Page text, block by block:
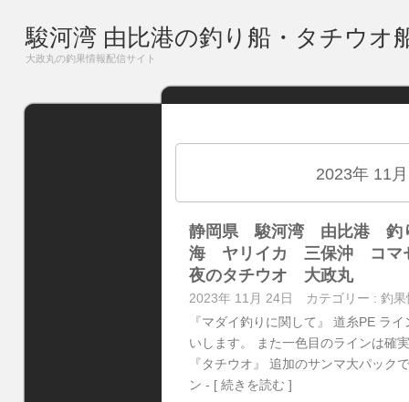
駿河湾 由比港の釣り船・タチウオ
大政丸の釣果情報配信サイト
2023年 11
静岡県 駿河湾 由比港
海 ヤリイカ 三保沖 コ
夜のタチウオ 大政丸
2023年 11月 24日 カテゴリー : 釣果
『マダイ釣りに関して』 道糸PE ラ
いします。 また一色目のラインは確
『タチウオ』 追加のサンマ大パック
ン - [ 続きを読む ]